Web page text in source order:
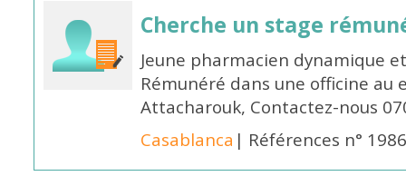
Cherche un stage
Jeune pharmacien dynamique
Rémunéré dans une officine au
Attacharouk, Contactez-nous
Casablanca | Références n°